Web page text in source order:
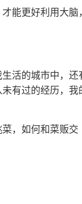
能更好利用大脑
活的城市中，还
有过的经历，我
，如何和菜贩交